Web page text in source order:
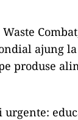
ajung
produse